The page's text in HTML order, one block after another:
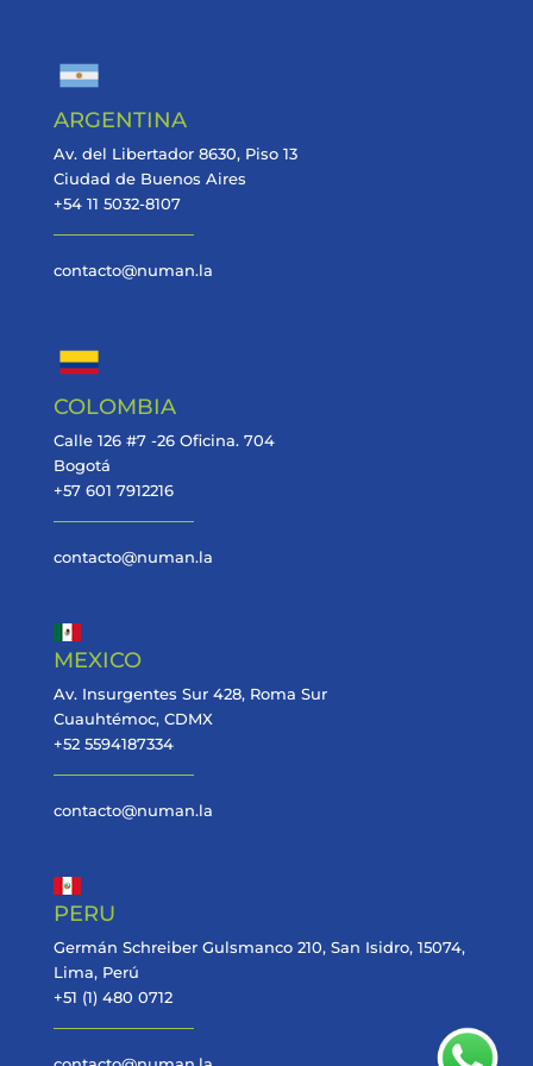
ARGENTINA
Av. del Libertador 8630, Piso 13
Ciudad de Buenos Aires
+54 11 5032-8107
contacto@numan.la
COLOMBIA
Calle 126 #7 -26 Oficina. 704
Bogotá
+57 601 7912216
contacto@numan.la
MEXICO
Av. Insurgentes Sur 428, Roma Sur
Cuauhtémoc, CDMX
+52 5594187334
contacto@numan.la
PERU
Germán Schreiber Gulsmanco 210, San Isidro, 15074,
Lima, Perú
+51 (1) 480 0712